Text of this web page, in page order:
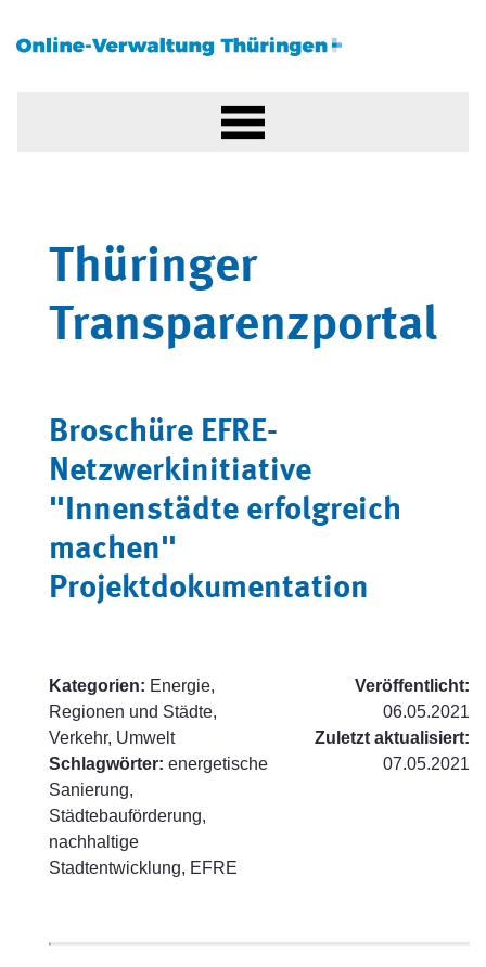
Thüringer
Transparenzportal
Broschüre EFRE-
Netzwerkinitiative
"Innenstädte erfolgreich
machen"
Projektdokumentation
Kategorien: Energie,
Regionen und Städte,
Verkehr, Umwelt
Schlagwörter: energetische
Sanierung,
Städtebauförderung,
nachhaltige
Stadtentwicklung, EFRE
Veröffentlicht:
06.05.2021
Zuletzt aktualisiert:
07.05.2021